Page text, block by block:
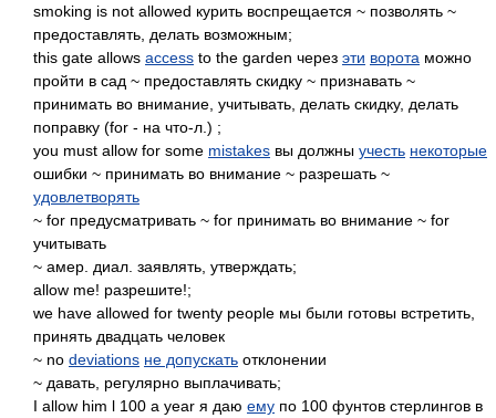
smoking is not allowed курить воспрещается ~ позволять ~
предоставлять, делать возможным;
this gate allows access to the garden через эти ворота можно
пройти в сад ~ предоставлять скидку ~ признавать ~
принимать во внимание, учитывать, делать скидку, делать
поправку (for - на что-л.) ;
you must allow for some mistakes вы должны учесть некоторые
ошибки ~ принимать во внимание ~ разрешать ~
удовлетворять
~ for предусматривать ~ for принимать во внимание ~ for
учитывать
~ амер. диал. заявлять, утверждать;
allow me! разрешите!;
we have allowed for twenty people мы были готовы встретить,
принять двадцать человек
~ no deviations не допускать отклонении
~ давать, регулярно выплачивать;
I allow him l 100 a year я даю ему по 100 фунтов стерлингов в